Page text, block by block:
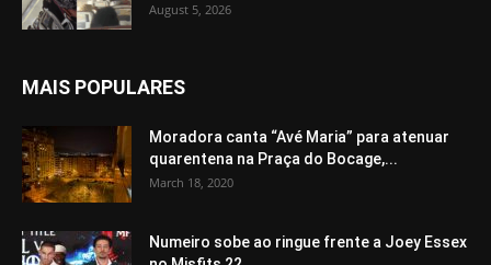
August 5, 2026
MAIS POPULARES
Moradora canta “Avé Maria” para atenuar
quarentena na Praça do Bocage,...
March 18, 2020
Numeiro sobe ao ringue frente a Joey Essex